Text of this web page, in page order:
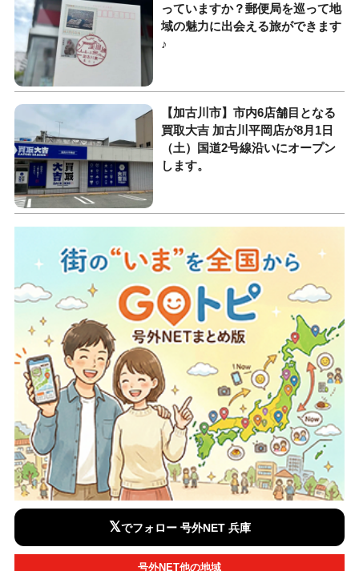
っていますか？郵便局を巡って地
域の魅力に出会える旅ができます
♪
【加古川市】市内6店舗目となる
買取大吉 加古川平岡店が8月1日
（土）国道2号線沿いにオープン
します。
𝕏でフォロー 号外NET 兵庫
号外NET他の地域